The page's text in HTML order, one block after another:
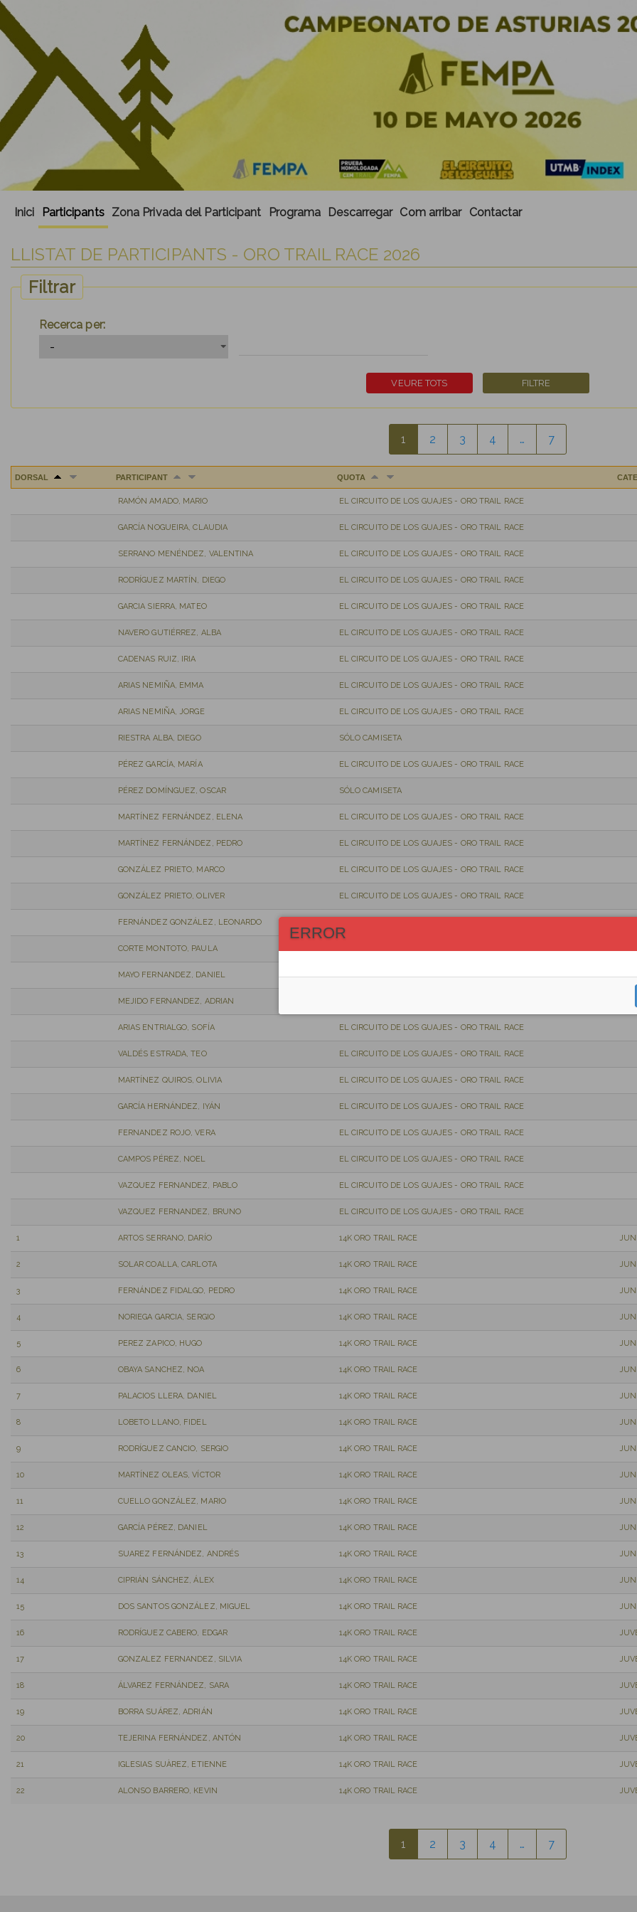
Inici Participants Zona Privada del Participant Programa Descarregar Com arribar Contactar
LLISTAT DE PARTICIPANTS - ORO TRAIL RACE 2026
Filtrar
Recerca per:
1 2 3 4 … 7
DORSAL PARTICIPANT QUOTA
RAMÓN AMADO, MARIO EL CIRCUITO DE LOS GUAJES - ORO TRAIL RACE
GARCÍA NOGUEIRA, CLAUDIA EL CIRCUITO DE LOS GUAJES - ORO TRAIL RACE
SERRANO MENÉNDEZ, VALENTINA EL CIRCUITO DE LOS GUAJES - ORO TRAIL RACE
RODRÍGUEZ MARTÍN, DIEGO EL CIRCUITO DE LOS GUAJES - ORO TRAIL RACE
GARCIA SIERRA, MATEO EL CIRCUITO DE LOS GUAJES - ORO TRAIL RACE
NAVERO GUTIÉRREZ, ALBA EL CIRCUITO DE LOS GUAJES - ORO TRAIL RACE
CADENAS RUIZ, IRIA EL CIRCUITO DE LOS GUAJES - ORO TRAIL RACE
ARIAS NEMIÑA, EMMA EL CIRCUITO DE LOS GUAJES - ORO TRAIL RACE
ARIAS NEMIÑA, JORGE EL CIRCUITO DE LOS GUAJES - ORO TRAIL RACE
RIESTRA ALBA, DIEGO SÓLO CAMISETA
PÉREZ GARCÍA, MARÍA EL CIRCUITO DE LOS GUAJES - ORO TRAIL RACE
PÉREZ DOMÍNGUEZ, OSCAR SÓLO CAMISETA
MARTÍNEZ FERNÁNDEZ, ELENA EL CIRCUITO DE LOS GUAJES - ORO TRAIL RACE
MARTÍNEZ FERNÁNDEZ, PEDRO EL CIRCUITO DE LOS GUAJES - ORO TRAIL RACE
GONZÁLEZ PRIETO, MARCO EL CIRCUITO DE LOS GUAJES - ORO TRAIL RACE
GONZÁLEZ PRIETO, OLIVER EL CIRCUITO DE LOS GUAJES - ORO TRAIL RACE
FERNÁNDEZ GONZÁLEZ, LEONARDO
CORTE MONTOTO, PAULA
MAYO FERNANDEZ, DANIEL EL CIRCUITO DE LOS GUAJES - ORO TRAIL RACE
MEJIDO FERNANDEZ, ADRIAN
ARIAS ENTRIALGO, SOFÍA EL CIRCUITO DE LOS GUAJES - ORO TRAIL RACE
VALDÉS ESTRADA, TEO EL CIRCUITO DE LOS GUAJES - ORO TRAIL RACE
MARTÍNEZ QUIROS, OLIVIA EL CIRCUITO DE LOS GUAJES - ORO TRAIL RACE
GARCÍA HERNÁNDEZ, IYÁN EL CIRCUITO DE LOS GUAJES - ORO TRAIL RACE
FERNANDEZ ROJO, VERA EL CIRCUITO DE LOS GUAJES - ORO TRAIL RACE
CAMPOS PÉREZ, NOEL EL CIRCUITO DE LOS GUAJES - ORO TRAIL RACE
VAZQUEZ FERNANDEZ, PABLO EL CIRCUITO DE LOS GUAJES - ORO TRAIL RACE
VAZQUEZ FERNANDEZ, BRUNO EL CIRCUITO DE LOS GUAJES - ORO TRAIL RACE
1 ARTOS SERRANO, DARÍO 14K ORO TRAIL RACE
2 SOLAR COALLA, CARLOTA 14K ORO TRAIL RACE
3 FERNÁNDEZ FIDALGO, PEDRO 14K ORO TRAIL RACE
4 NORIEGA GARCIA, SERGIO 14K ORO TRAIL RACE
5 PEREZ ZAPICO, HUGO 14K ORO TRAIL RACE
6 OBAYA SANCHEZ, NOA 14K ORO TRAIL RACE
7 PALACIOS LLERA, DANIEL 14K ORO TRAIL RACE
8 LOBETO LLANO, FIDEL 14K ORO TRAIL RACE
9 RODRÍGUEZ CANCIO, SERGIO 14K ORO TRAIL RACE
10 MARTÍNEZ OLEAS, VÍCTOR 14K ORO TRAIL RACE
11 CUELLO GONZÁLEZ, MARIO 14K ORO TRAIL RACE
12 GARCÍA PÉREZ, DANIEL 14K ORO TRAIL RACE
13 SUAREZ FERNÁNDEZ, ANDRÉS 14K ORO TRAIL RACE
14 CIPRIÁN SÁNCHEZ, ÁLEX 14K ORO TRAIL RACE
15 DOS SANTOS GONZÁLEZ, MIGUEL 14K ORO TRAIL RACE
16 RODRÍGUEZ CABERO, EDGAR 14K ORO TRAIL RACE
17 GONZALEZ FERNANDEZ, SILVIA 14K ORO TRAIL RACE
18 ÁLVAREZ FERNÁNDEZ, SARA 14K ORO TRAIL RACE
19 BORRA SUÁREZ, ADRIÁN 14K ORO TRAIL RACE
20 TEJERINA FERNÁNDEZ, ANTÓN 14K ORO TRAIL RACE
21 IGLESIAS SUÀREZ, ETIENNE 14K ORO TRAIL RACE
22 ALONSO BARRERO, KEVIN 14K ORO TRAIL RACE
1 2 3 4 … 7
ERROR